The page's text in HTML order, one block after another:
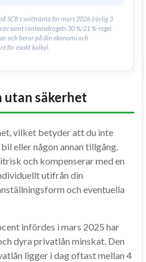
SCB:s snittränta för mars 2026 (rörlig 3
samt ränteavdragets 30 %/21 %-regel.
och beror på din ekonomi och
för exakt kalkyl.
utan säkerhet
vilket betyder att du inte
eller någon annan tillgång.
och kompenserar med en
utifrån din
och eventuella
infördes i mars 2025 har
dyra privatlån minskat. Den
ligger i dag oftast mellan 4